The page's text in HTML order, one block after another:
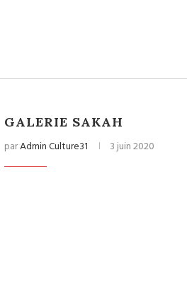
GALERIE SAKAH
parAdmin Culture31 3 juin 2020